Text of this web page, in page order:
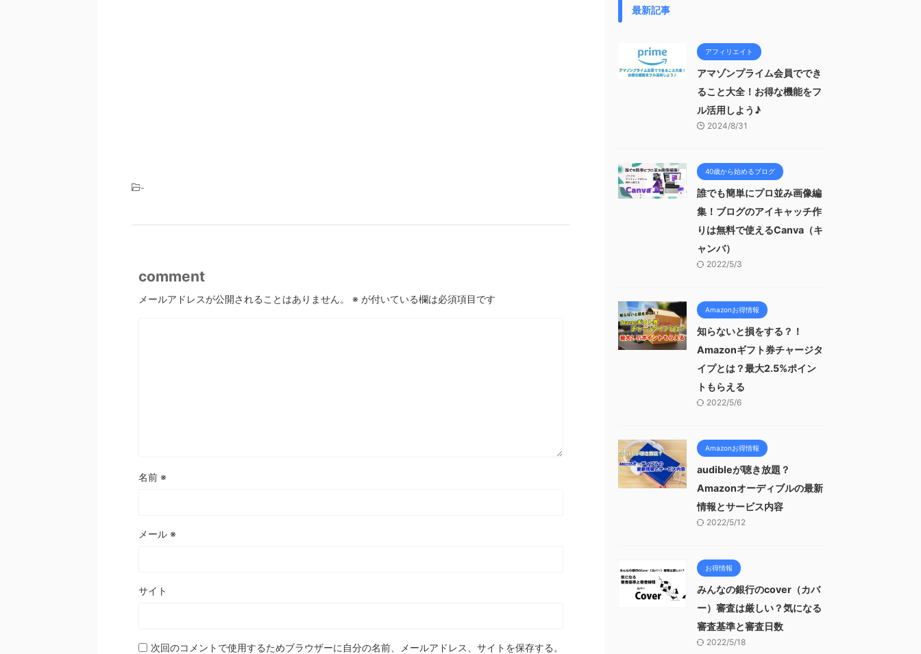
-
comment
メールアドレスが公開されることはありません。 ※ が付いている欄は必須項目です
名前 ※
メール ※
サイト
次回のコメントで使用するためブラウザーに自分の名前、メールアドレス、サイトを保存する。
最新記事
アフィリエイト
アマゾンプライム会員ででき
ること大全！お得な機能をフ
ル活用しよう♪
2024/8/31
40歳から始めるブログ
誰でも簡単にプロ並み画像編
集！ブログのアイキャッチ作
りは無料で使えるCanva（キ
ャンバ）
2022/5/3
Amazonお得情報
知らないと損をする？！
Amazonギフト券チャージタ
イプとは？最大2.5%ポイン
トもらえる
2022/5/6
Amazonお得情報
audibleが聴き放題？
Amazonオーディブルの最新
情報とサービス内容
2022/5/12
お得情報
みんなの銀行のcover（カバ
ー）審査は厳しい？気になる
審査基準と審査日数
2022/5/18